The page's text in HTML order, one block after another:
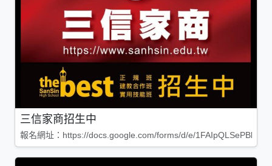
三信家商招生中
報名網址：https://docs.google.com/forms/d/e/